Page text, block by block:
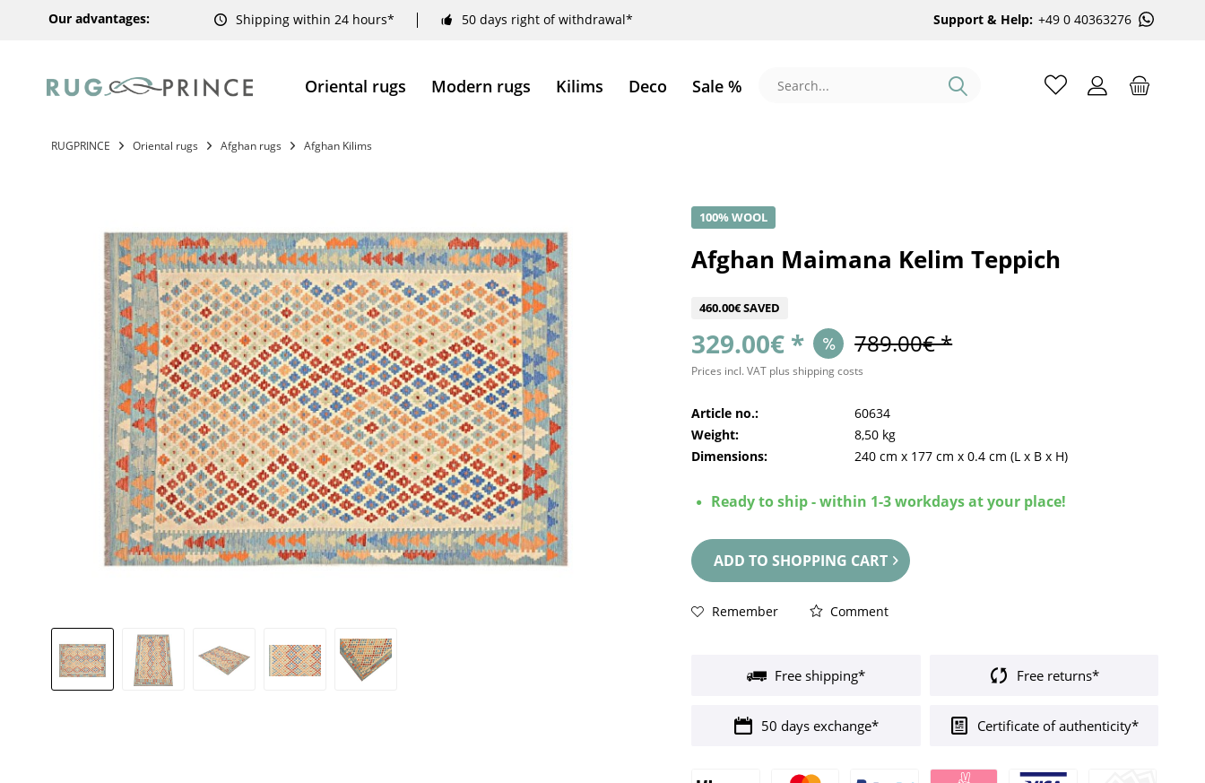
Our advantages: Shipping within 24 hours* 50 days right of withdrawal* Support & Help: +49 0 40363276
Oriental rugs Modern rugs Kilims Deco Sale %
RUGPRINCE Oriental rugs Afghan rugs Afghan Kilims
100% WOOL
Afghan Maimana Kelim Teppich
460.00€ SAVED
329.00€ * 789.00€ *
Prices incl. VAT plus shipping costs
Article no.:
60634
Weight:
8,50 kg
Dimensions:
240 cm x 177 cm x0.4 cm (L x B x H)
Ready to ship - within 1-3 workdays at your place!
ADD TO SHOPPING CART
Remember Comment
Free shipping* Free returns*
50 days exchange* Certificate of authenticity*